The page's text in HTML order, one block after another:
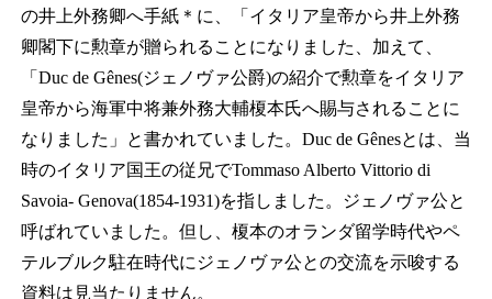
の井上外務卿へ手紙＊ に、「イタリア皇帝から井上外務
卿閣下に勲章が贈られることになりました、加えて、
「Duc de Gênes(ジェノヴァ公爵)の紹介で勲章をイタリア
皇帝から海軍中将兼外務大輔榎本氏へ賜与されることに
なりました」と書かれていました。Duc de Gênesとは、当
時のイタリア国王の従兄でTommaso Alberto Vittorio di
Savoia- Genova(1854‐1931)を指しました。ジェノヴァ公と
呼ばれていました。但し、榎本のオランダ留学時代やペ
テルブルク駐在時代にジェノヴァ公との交流を示唆する
資料は見当たりません。